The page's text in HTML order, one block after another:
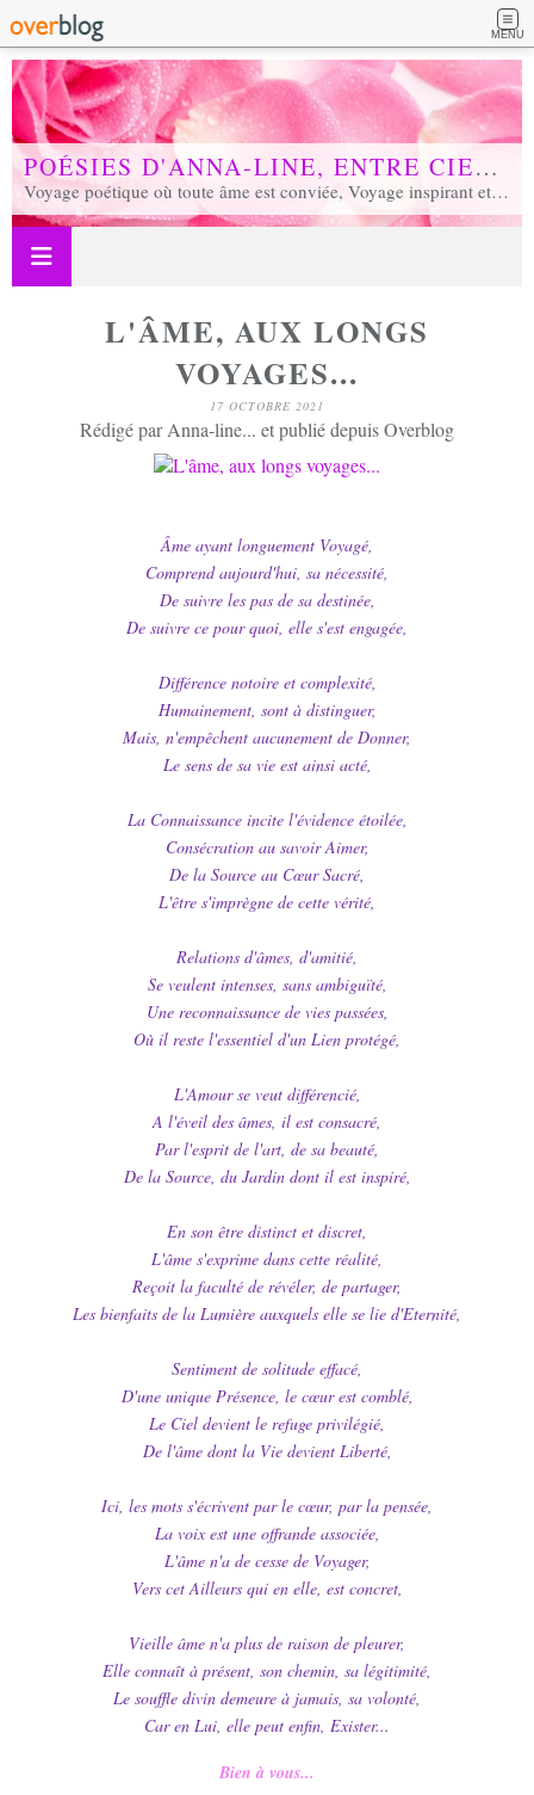
MENU
POÉSIES D'ANNA-LINE, ENTRE CIEL ET TERRE...
Voyage poétique où toute âme est conviée, Voyage inspirant et inspiré, Voyage en soi et d'unité, Voyage au coeur de notre réalité...
L'ÂME, AUX LONGS
VOYAGES...
17 OCTOBRE 2021
Rédigé par Anna-line... et publié depuis Overblog
Âme ayant longuement Voyagé,
Comprend aujourd'hui, sa nécessité,
De suivre les pas de sa destinée,
De suivre ce pour quoi, elle s'est engagée,
Différence notoire et complexité,
Humainement, sont à distinguer,
Mais, n'empêchent aucunement de Donner,
Le sens de sa vie est ainsi acté,
La Connaissance incite l'évidence étoilée,
Consécration au savoir Aimer,
De la Source au Cœur Sacré,
L'être s'imprègne de cette vérité,
Relations d'âmes, d'amitié,
Se veulent intenses, sans ambiguïté,
Une reconnaissance de vies passées,
Où il reste l'essentiel d'un Lien protégé,
L'Amour se veut différencié,
A l'éveil des âmes, il est consacré,
Par l'esprit de l'art, de sa beauté,
De la Source, du Jardin dont il est inspiré,
En son être distinct et discret,
L'âme s'exprime dans cette réalité,
Reçoit la faculté de révéler, de partager,
Les bienfaits de la Lumière auxquels elle se lie d'Eternité,
Sentiment de solitude effacé,
D'une unique Présence, le cœur est comblé,
Le Ciel devient le refuge privilégié,
De l'âme dont la Vie devient Liberté,
Ici, les mots s'écrivent par le cœur, par la pensée,
La voix est une offrande associée,
L'âme n'a de cesse de Voyager,
Vers cet Ailleurs qui en elle, est concret,
Vieille âme n'a plus de raison de pleurer,
Elle connaît à présent, son chemin, sa légitimité,
Le souffle divin demeure à jamais, sa volonté,
Car en Lui, elle peut enfin, Exister...
Bien à vous...